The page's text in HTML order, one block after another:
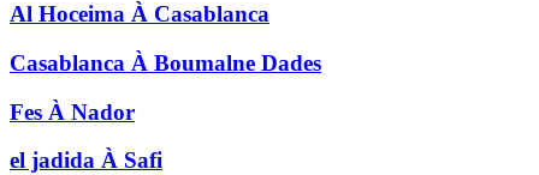
Al Hoceima À Casablanca
Casablanca À Boumalne Dades
Fes À Nador
el jadida À Safi